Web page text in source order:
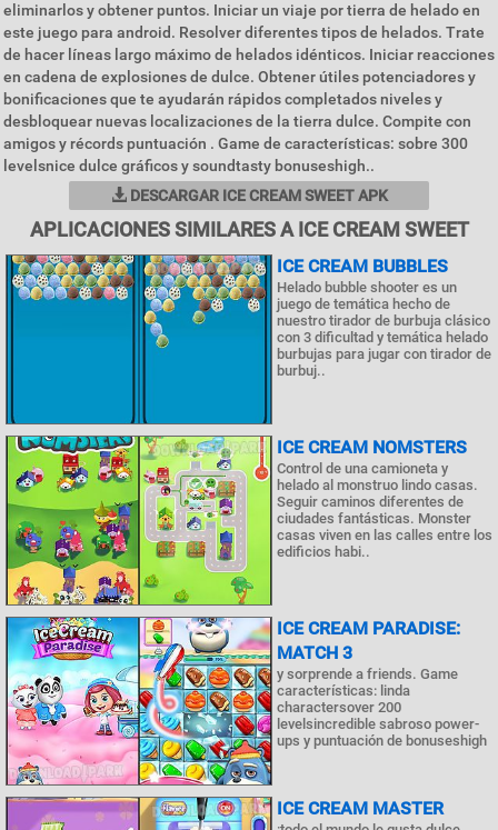
eliminarlos y obtener puntos. Iniciar un viaje por tierra de helado en
este juego para android. Resolver diferentes tipos de helados. Trate
de hacer líneas largo máximo de helados idénticos. Iniciar reacciones
en cadena de explosiones de dulce. Obtener útiles potenciadores y
bonificaciones que te ayudarán rápidos completados niveles y
desbloquear nuevas localizaciones de la tierra dulce. Compite con
amigos y récords puntuación . Game de características: sobre 300
levelsnice dulce gráficos y soundtasty bonuseshigh..
DESCARGAR ICE CREAM SWEET APK
APLICACIONES SIMILARES A ICE CREAM SWEET
ICE CREAM BUBBLES
Helado bubble shooter es un
juego de temática hecho de
nuestro tirador de burbuja clásico
con 3 dificultad y temática helado
burbujas para jugar con tirador de
burbuj..
ICE CREAM NOMSTERS
Control de una camioneta y
helado al monstruo lindo casas.
Seguir caminos diferentes de
ciudades fantásticas. Monster
casas viven en las calles entre los
edificios habi..
ICE CREAM PARADISE:
MATCH 3
y sorprende a friends. Game
características: linda
charactersover 200
levelsincredible sabroso power-
ups y puntuación de bonuseshigh
ICE CREAM MASTER